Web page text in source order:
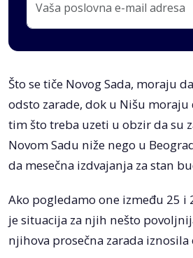
Što se tiče Novog Sada, moraju
odsto zarade, dok u Nišu moraju
tim što treba uzeti u obzir da su
Novom Sadu niže nego u
da mesečna izdvajanja za stan
Ako pogledamo one između 25 i
je situacija za njih nešto
njihova prosečna zarada iznosila